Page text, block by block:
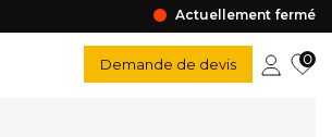
Actuellement fermé
Demande de devis 0